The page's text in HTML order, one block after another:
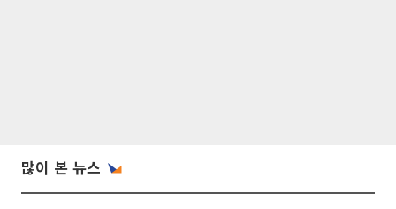
많이 본 뉴스